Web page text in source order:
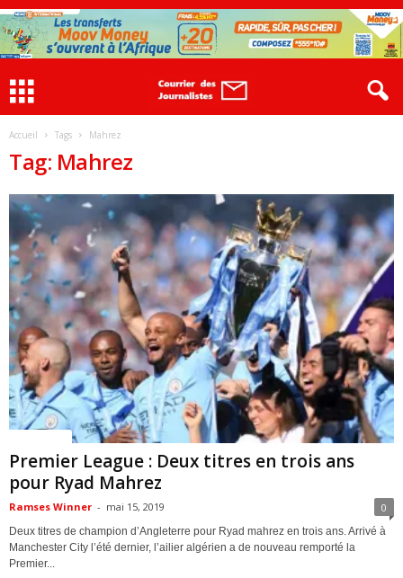
Accueil Tags Mahrez
Tag: Mahrez
Premier League : Deux titres en trois ans
pour Ryad Mahrez
Ramses Winner - mai 15, 2019 0
Deux titres de champion d’Angleterre pour Ryad mahrez en trois ans. Arrivé à
Manchester City l’été dernier, l’ailier algérien a de nouveau remporté la
Premier...